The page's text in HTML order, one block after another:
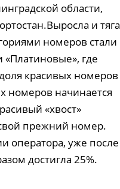
области,
и тяга
номеров стали
где
красивых номеров
номеров начинается
«хвост»
прежний номер.
оператора, уже после
достигла 25%.